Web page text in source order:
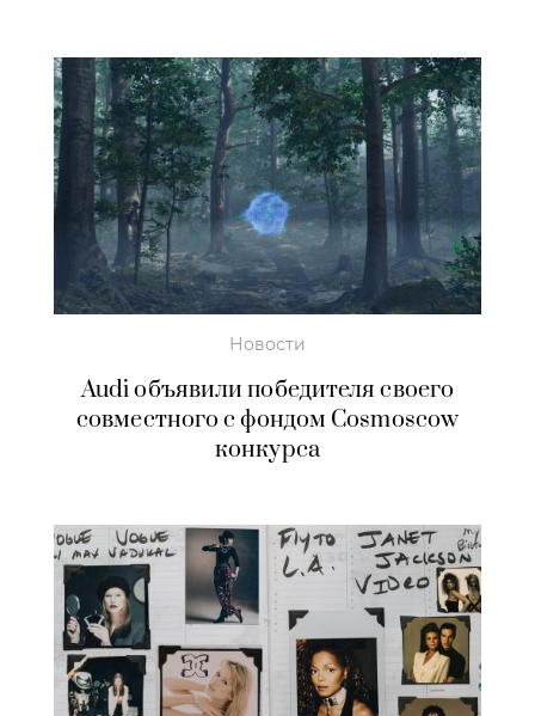
Новости
Audi объявили победителя своего
совместного с фондом Cosmoscow
конкурса